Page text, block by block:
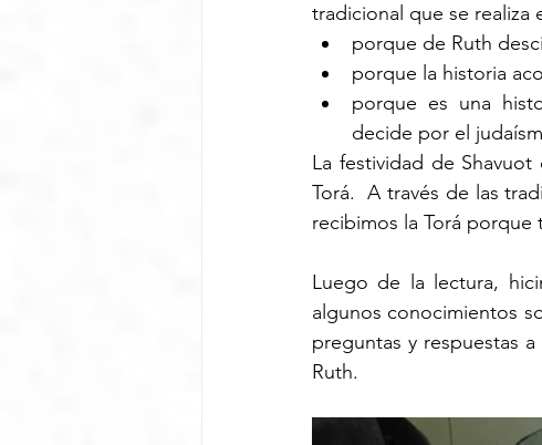
tradicional que se realiza
porque de Ruth
porque la historia
porque es una
decide por el
La festividad de
Torá.  A través de las
recibimos la Torá porque
Luego de la lectura,
algunos conocimientos
preguntas y respuestas
Ruth.